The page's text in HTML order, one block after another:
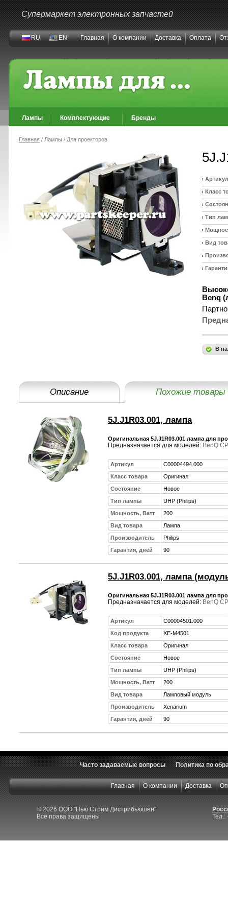
Супермаркет электронных запчастей
RU EN Главная О компании Доставка Оплата
Лампы Комплектующие Бренды
Главная / Лампы / Для проекторов
Класс
Тип
Вид
Benq
В
Описание Похожие товары
5J.J1R03.001, лампа
Оригинальная 5J.J1R03.001 лампа для
Предназначается для моделей: BenQ
Артикул
C00004494.000
Класс товара
Оригинал
Состояние
Новое
Тип лампы
UHP (Philips)
Мощность, Ватт
200
Вид товара
Лампа
Производитель
Philips
Гарантия, дней
90
5J.J1R03.001, лампа
Оригинальная 5J.J1R03.001 лампа для
Предназначается для моделей: BenQ
Артикул
C00004501.000
Код продукта
XE-M4501
Класс товара
Оригинал
Состояние
Новое
Тип лампы
UHP (Philips)
Мощность, Ватт
200
Вид товара
Ламповый модуль
Производитель
Xenarium
Гарантия, дней
90
Часто задаваемые вопросы Политика по
Главная О компании Доставка
© 2026 ООО "Нью Стрим Дистрибьюшен"
Все права защищены
Тел.: